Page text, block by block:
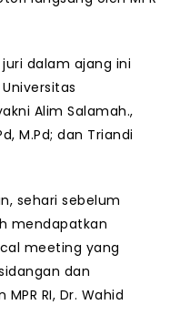
dalam ajang ini
Alim Salamah.,
M.Pd; dan Triandi
sehari sebelum
mendapatkan
meeting yang
dan
RI, Dr. Wahid